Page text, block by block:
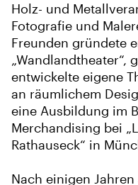
Holz- und
Fotografie und
Freunden gründete
„Wandlandtheater“,
entwickelte eigene
an räumlichem
eine Ausbildung im
Merchandising bei
Rathauseck“ in
Nach einigen